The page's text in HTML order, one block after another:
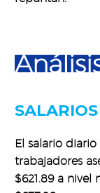
SALARIOS
El salario
trabajadores
$621.89 a nivel